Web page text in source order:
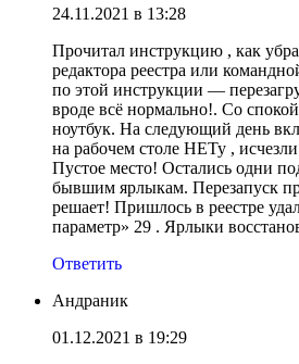
24.11.2021 в 13:28
Прочитал инструкцию , как
редактора реестра или
по этой инструкции —
вроде всё нормально!. Со
ноутбук. На следующий день
на рабочем столе НЕТу ,
Пустое место! Остались одни
бывшим ярлыкам. Перезапуск
решает! Пришлось в реестре
параметр» 29 . Ярлыки
Ответить
Андраник
01.12.2021 в 19:29